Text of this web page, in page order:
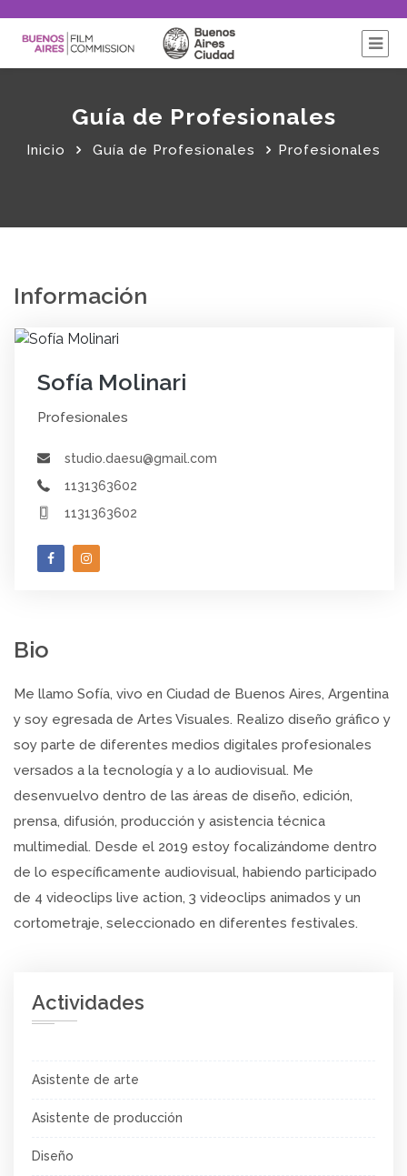
Guía de Profesionales
Inicio Guía de Profesionales Profesionales
Información
Sofía Molinari
Profesionales
studio.daesu@gmail.com
1131363602
1131363602
Bio
Me llamo Sofía, vivo en Ciudad de Buenos Aires, Argentina
y soy egresada de Artes Visuales. Realizo diseño gráfico y
soy parte de diferentes medios digitales profesionales
versados a la tecnología y a lo audiovisual. Me
desenvuelvo dentro de las áreas de diseño, edición,
prensa, difusión, producción y asistencia técnica
multimedial. Desde el 2019 estoy focalizándome dentro
de lo específicamente audiovisual, habiendo participado
de 4 videoclips live action, 3 videoclips animados y un
cortometraje, seleccionado en diferentes festivales.
Actividades
Asistente de arte
Asistente de producción
Diseño